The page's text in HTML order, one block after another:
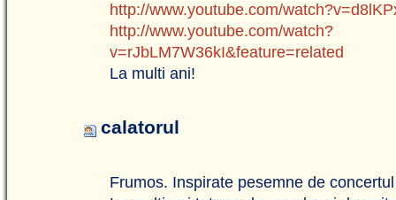
http://www.youtube.com/
http://www.youtube.com/watch?
v=rJbLM7W36kI&feature=related
La multi ani!
calatorul
Frumos. Inspirate pesemne de